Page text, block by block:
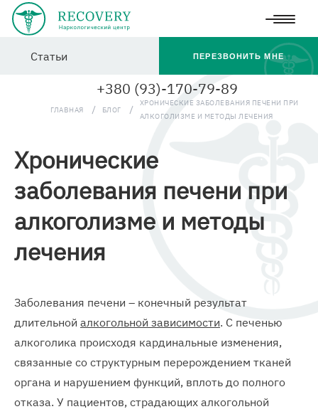
+380 (93)-170-79-89
ПЕРЕЗВОНИТЬ МНЕ
ГЛАВНАЯ БЛОГ
ХРОНИЧЕСКИЕ ЗАБОЛЕВАНИЯ ПЕЧЕНИ ПРИ
АЛКОГОЛИЗМЕ И МЕТОДЫ ЛЕЧЕНИЯ
Статьи
Хронические
заболевания печени при
алкоголизме и методы
лечения
Заболевания печени – конечный результат
длительной алкогольной зависимости. С печенью
алкоголика происходя кардинальные изменения,
связанные со структурным перерождением тканей
органа и нарушением функций, вплоть до полного
отказа. У пациентов, страдающих алкогольной